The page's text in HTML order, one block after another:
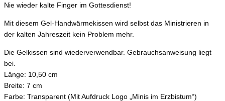
Nie wieder kalte Finger im Gottesdienst!
Mit diesem Gel-Handwärmekissen wird selbst das Ministrieren in
der kalten Jahreszeit kein Problem mehr.
Die Gelkissen sind wiederverwendbar. Gebrauchsanweisung liegt
bei.
Länge: 10,50 cm
Breite: 7 cm
Farbe: Transparent (Mit Aufdruck Logo „Minis im Erzbistum“)